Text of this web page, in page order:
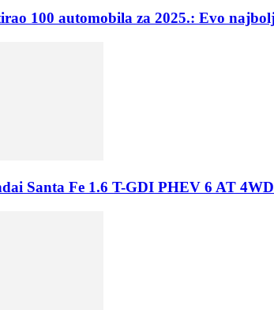
100 automobila za 2025.: Evo
Santa Fe 1.6 T-GDI PHEV 6 AT